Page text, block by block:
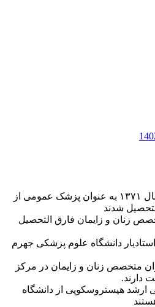
خانم دکتر زهرا زارعیان در سال ۱۳۷۱ به عنوان پزشک عمومی از
شدند
عنوان متخصص زنان و زایمان فارق التحصیل
ایشان از سال ۱۳۷۶ تا ۱۳۸۴ استادیار دانشگاه علوم پزشکی جهرم
به عنوان متخصص زنان و زایمان در مرکز
ارشد هیستروسکوپی از دانشگاه